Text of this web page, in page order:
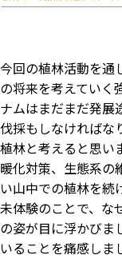
今回の植林活動を通
の将来を考えていく
ナムはまだまだ発展
伐採もしなければな
植林と考えると思い
暖化対策、生態系の
い山中での植林を続
未体験のことで、な
の姿が目に浮かびま
いることを痛感しま